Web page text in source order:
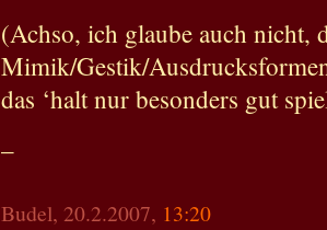
(Achso, ich glaube auch nicht,
Mimik/Gestik/
das ‘halt nur besonders gut
–
Budel, 20.2.2007, 13:20